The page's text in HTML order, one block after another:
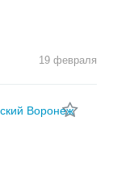
19 февраля